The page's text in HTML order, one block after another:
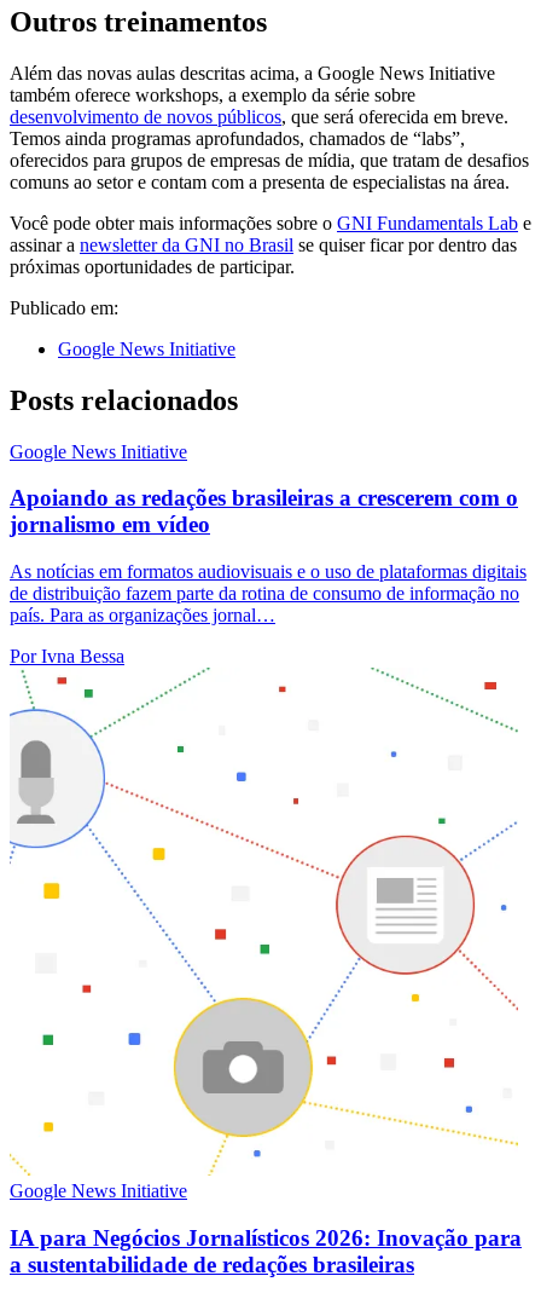
Outros treinamentos
Além das novas aulas descritas acima, a Google News Initiative
também oferece workshops, a exemplo da série sobre
desenvolvimento de novos públicos, que será oferecida em breve.
Temos ainda programas aprofundados, chamados de “labs”,
oferecidos para grupos de empresas de mídia, que tratam de desafios
comuns ao setor e contam com a presenta de especialistas na área.
Você pode obter mais informações sobre o GNI Fundamentals Lab e
assinar a newsletter da GNI no Brasil se quiser ficar por dentro das
próximas oportunidades de participar.
Publicado em:
Google News Initiative
Posts relacionados
Google News Initiative
Apoiando as redações brasileiras a crescerem com o
jornalismo em vídeo
As notícias em formatos audiovisuais e o uso de plataformas digitais
de distribuição fazem parte da rotina de consumo de informação no
país. Para as organizações jornal…
Por Ivna Bessa
Google News Initiative
IA para Negócios Jornalísticos 2026: Inovação para
a sustentabilidade de redações brasileiras